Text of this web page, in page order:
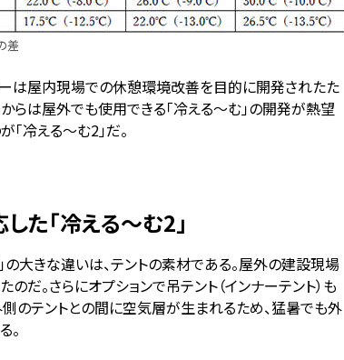
差
ーは屋内現場での休憩環境改善を目的に開発されたた
らは屋外でも使用できる「冷える～む」の開発が熱望
「冷える～む2」だ。
た「冷える～む2」
の大きな違いは、テントの素材である。屋外の建設現場
だ。さらにオプションで吊テント（インナーテント）も
のテントとの間に空気層が生まれるため、猛暑でも外
。